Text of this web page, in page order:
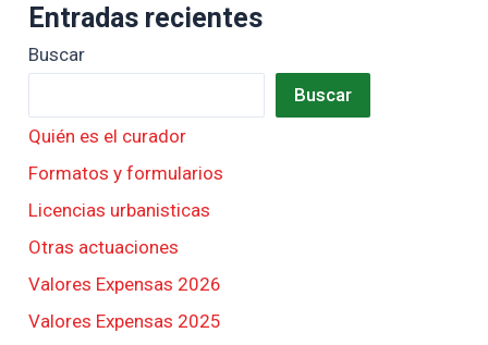
Entradas recientes
Buscar
Buscar
Quién es el curador
Formatos y formularios
Licencias urbanisticas
Otras actuaciones
Valores Expensas 2026
Valores Expensas 2025